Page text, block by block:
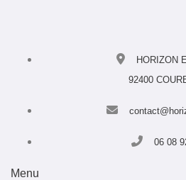
HORIZON
92400
06 08
Menu